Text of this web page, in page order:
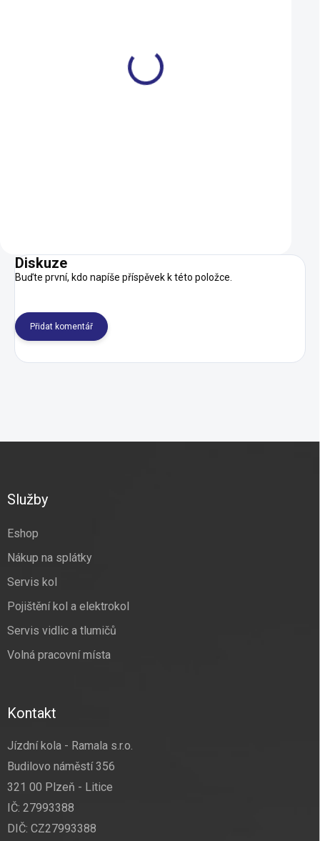
Diskuze
Buďte první, kdo napíše příspěvek k této položce.
Přidat komentář
Služby
Eshop
Nákup na splátky
Servis kol
Pojištění kol a elektrokol
Servis vidlic a tlumičů
Volná pracovní místa
Kontakt
Jízdní kola - Ramala s.r.o.
Budilovo náměstí 356
321 00 Plzeň - Litice
IČ: 27993388
DIČ: CZ27993388